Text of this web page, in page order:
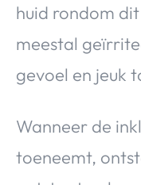
huid rondom
meestal
gevoel en jeuk
Wanneer de
toeneemt,